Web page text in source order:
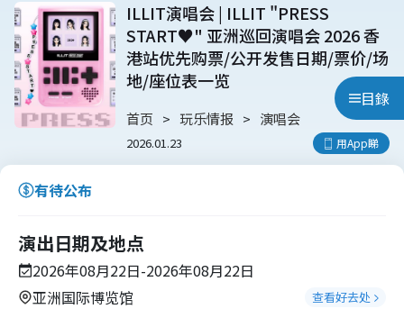
目錄
ILLIT演唱会 | ILLIT "PRESS
START♥︎" 亚洲巡回演唱会 2026 香
港站优先购票/公开发售日期/票价/场
地/座位表一览
首页 玩乐情报 演唱会
2026.01.23 用App睇
有待公布
演出日期及地点
2026年08月22日-2026年08月22日
亚洲国际博览馆
查看好去处